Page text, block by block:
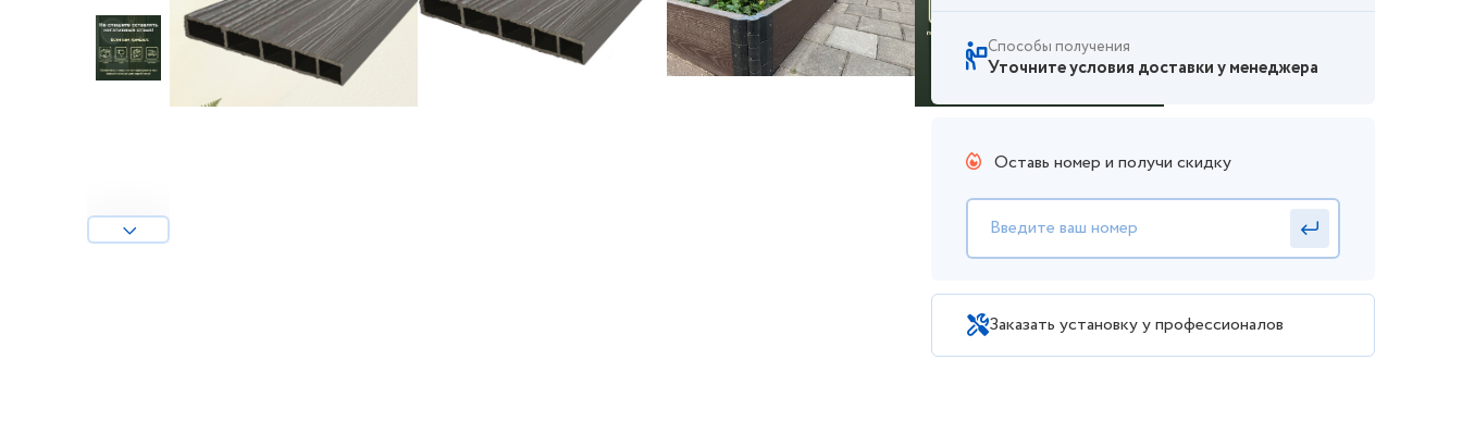
Способы получения
Уточните условия доставки у менеджера
Оставь номер и получи скидку
Заказать установку у профессионалов